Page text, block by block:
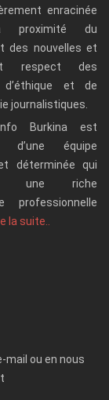
enracinée
proximité du
des nouvelles et
respect des
d’éthique et de
journalistiques.
Burkina est
d’une équipe
déterminée qui
une riche
professionnelle
la suite..
mail ou en nous